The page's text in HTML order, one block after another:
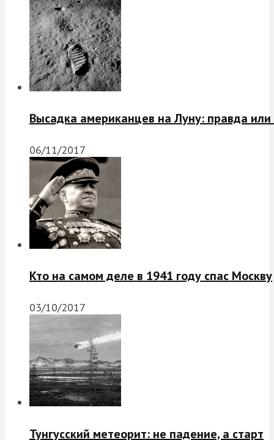
Высадка американцев на Луну: правда
06/11/2017
Кто на самом деле в 1941 году спас Москву
03/10/2017
Тунгусский метеорит: не падение, а старт